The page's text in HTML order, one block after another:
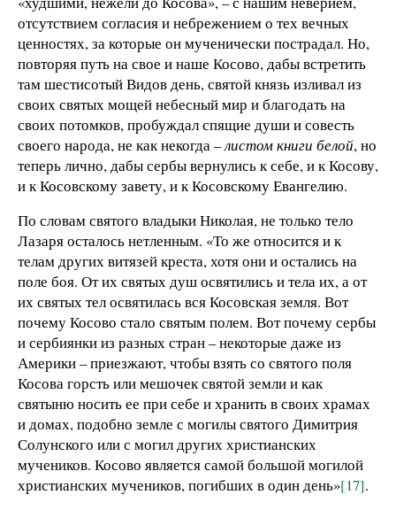
отсутствием согласия и небрежением о тех вечных
ценностях, за которые он мученически пострадал. Но,
повторяя путь на свое и наше Косово, дабы встретить
там шестисотый Видов день, святой князь изливал из
своих святых мощей небесный мир и благодать на
своих потомков, пробуждал спящие души и совесть
своего народа, не как некогда –листом книги белой, но
теперь лично, дабы сербы вернулись к себе, и к Косову,
и к Косовскому завету, и к Косовскому Евангелию.
По словам святого владыки Николая, не только тело
Лазаря осталось нетленным. «То же относится и к
телам других витязей креста, хотя они и остались на
поле боя. От их святых душ освятились и тела их, а от
их святых тел освятилась вся Косовская земля. Вот
почему Косово стало святым полем. Вот почему сербы
и сербиянки из разных стран – некоторые даже из
Америки – приезжают, чтобы взять со святого поля
Косова горсть или мешочек святой земли и как
святыню носить ее при себе и хранить в своих храмах
и домах, подобно земле с могилы святого Димитрия
Солунского или с могил других христианских
мучеников. Косово является самой большой могилой
христианских мучеников, погибших в один день»[17].